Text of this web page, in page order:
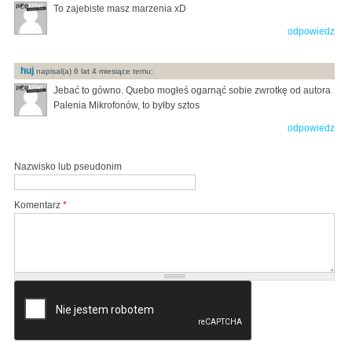
To zajebiste masz marzenia xD
odpowiedz
huj napisal(a) 6 lat 4 miesiące temu:
Jebać to gówno. Quebo mogłeś ogarnąć sobie zwrotkę od autora
Palenia Mikrofonów, to byłby sztos
odpowiedz
Nazwisko lub pseudonim
Komentarz *